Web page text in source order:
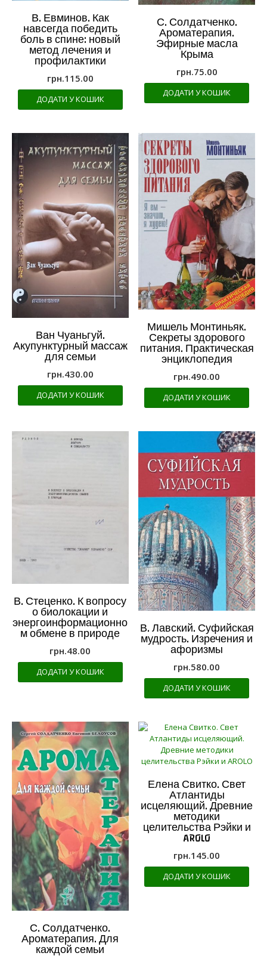
В. Евминов. Как
навсегда победить
боль в спине: новый
метод лечения и
профилактики
грн.115.00
ДОДАТИ У КОШИК
С. Солдатченко.
Ароматерапия.
Эфирные масла
Крыма
грн.75.00
ДОДАТИ У КОШИК
Ван Чуаньгуй.
Акупунктурный массаж
для семьи
грн.430.00
ДОДАТИ У КОШИК
Мишель Монтиньяк.
Секреты здорового
питания. Практическая
энциклопедия
грн.490.00
ДОДАТИ У КОШИК
В. Стеценко. К вопросу
о биолокации и
энергоинформационно
м обмене в природе
грн.48.00
ДОДАТИ У КОШИК
В. Лавский. Суфийская
мудрость. Изречения и
афоризмы
грн.580.00
ДОДАТИ У КОШИК
С. Солдатченко.
Ароматерапия. Для
каждой семьи
Елена Свитко. Свет
Атлантиды
исцеляющий. Древние
методики
целительства Рэйки и
AROLO
грн.145.00
ДОДАТИ У КОШИК